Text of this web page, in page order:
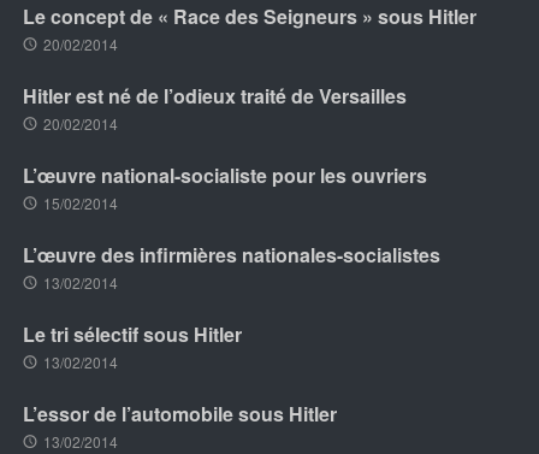
Le concept de « Race des Seigneurs » sous Hitler
20/02/2014
Hitler est né de l’odieux traité de Versailles
20/02/2014
L’œuvre national-socialiste pour les ouvriers
15/02/2014
L’œuvre des infirmières nationales-socialistes
13/02/2014
Le tri sélectif sous Hitler
13/02/2014
L’essor de l’automobile sous Hitler
13/02/2014